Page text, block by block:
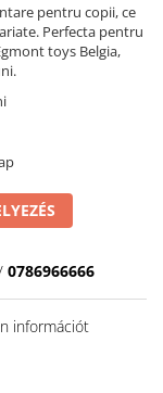
pentru copii, ce
Perfecta pentru
toys Belgia,
0786966666
információt